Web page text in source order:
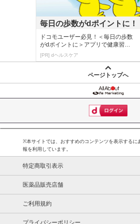
毎日の歩数がdポイントに！
ドコモユーザー必見！＜毎日の歩数
がdポイントに＞アプリで健康習慣
が楽しく続く
[PR] dヘルスケア
ページトップへ
※本サイトでは、おすすめのコンテンツを表示するに
報を利用しています。
特定商取引表示
医薬品販売店舗
ご利用規約
プライバシーポリシー